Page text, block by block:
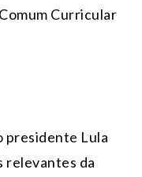
Curricular
presidente Lula
relevantes da